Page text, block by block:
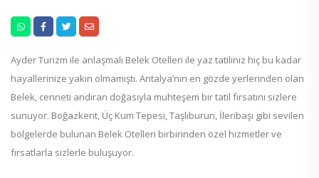
Ayder Turizm ile anlaşmalı Belek Otelleri ile yaz tatiliniz hiç bu kadar
hayallerinize yakın olmamıştı. Antalya’nın en gözde yerlerinden olan
Belek, cenneti andıran doğasıyla muhteşem bir tatil fırsatını sizlere
sunuyor. Boğazkent, Üç Kum Tepesi, Taşlıburun, İleribaşı gibi sevilen
bölgelerde bulunan Belek Otelleri birbirinden özel hizmetler ve
fırsatlarla sizlerle buluşuyor.